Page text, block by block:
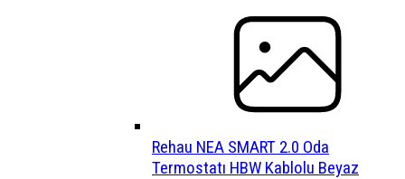
Rehau NEA SMART 2.0 Oda
Termostatı HBW Kablolu Beyaz